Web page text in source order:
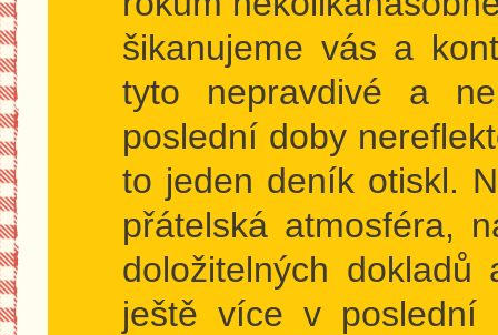
šikanujeme vás a
tyto nepravdivé a
poslední doby
to jeden deník otiskl.
přátelská atmosféra,
doložitelných
ještě více v poslední